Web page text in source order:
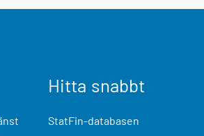
Hitta snabbt
StatFin-databasen